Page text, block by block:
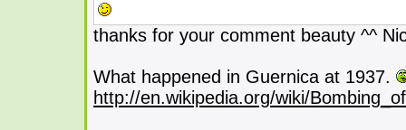
thanks for your comment beauty ^^
What happened in Guernica at 1937.
http://en.wikipedia.org/wiki/